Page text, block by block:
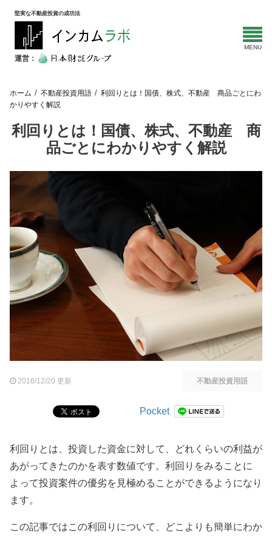
堅実な不動産投資の成功法
運営：
ホーム 不動産投資用語
利回りとは！国債、株式、不動産 商品ごとにわ
かりやすく解説
利回りとは！国債、株式、不動産 商
品ごとにわかりやすく解説
2016/12/20 更新 不動産投資用語
Pocket
利回りとは、投資した資金に対して、どれくらいの利益が
あがってきたのかを表す数値です。利回りをみることに
よって投資案件の優劣を見極めることができるようになり
ます。
この記事ではこの利回りについて、どこよりも簡単にわか